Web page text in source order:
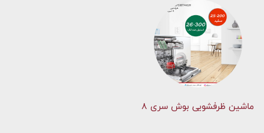
ماشین ظرفشویی بوش سری 8